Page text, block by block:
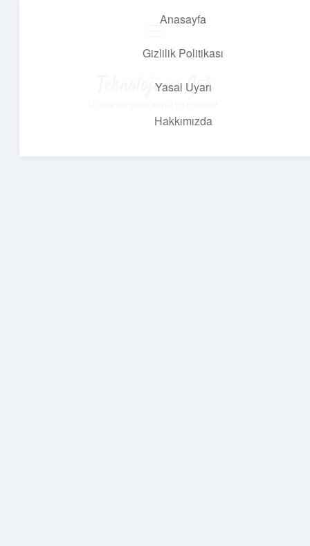
Anasayfa
Gizlilik Politikası
Yasal Uyarı
Hakkımızda
Teknoloji ve Aşk